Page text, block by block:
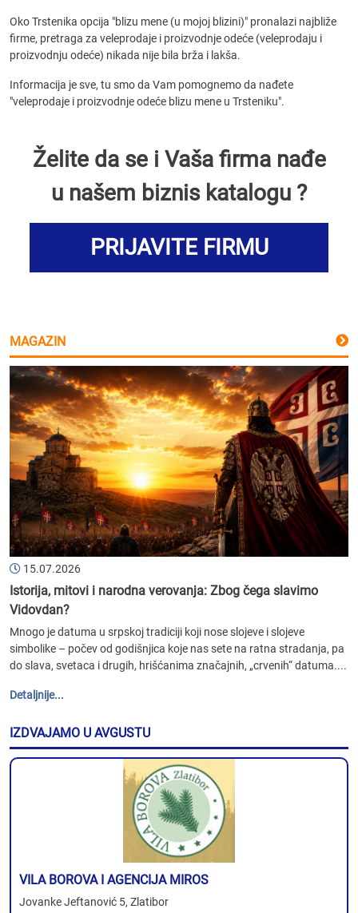
Oko Trstenika opcija "blizu mene (u mojoj blizini)" pronalazi najbliže
firme, pretraga za veleprodaje i proizvodnje odeće (veleprodaju i
proizvodnju odeće) nikada nije bila brža i lakša.
Informacija je sve, tu smo da Vam pomognemo da nađete
"veleprodaje i proizvodnje odeće blizu mene u Trsteniku".
Želite da se i Vaša firma nađe
u našem biznis katalogu ?
PRIJAVITE FIRMU
MAGAZIN
15.07.2026
Istorija, mitovi i narodna verovanja: Zbog čega slavimo
Vidovdan?
Mnogo je datuma u srpskoj tradiciji koji nose slojeve i slojeve
simbolike – počev od godišnjica koje nas sete na ratna stradanja, pa
do slava, svetaca i drugih, hrišćanima značajnih, „crvenih“ datuma....
Detaljnije...
IZDVAJAMO U AVGUSTU
VILA BOROVA I AGENCIJA MIROS
Jovanke Jeftanović 5, Zlatibor